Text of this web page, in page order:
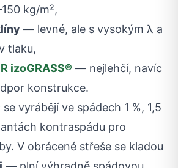
kg/m²,
— levné, ale s vysokým λ a
tlaku,
izoGRASS® — nejlehčí, navíc
konstrukce.
vyrábějí ve spádech 1 %, 1,5
kontraspádu pro
V obrácené střeše se kladou